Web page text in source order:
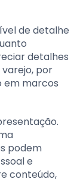
de detalhe
detalhes
por
em marcos
podem
e
conteúdo,